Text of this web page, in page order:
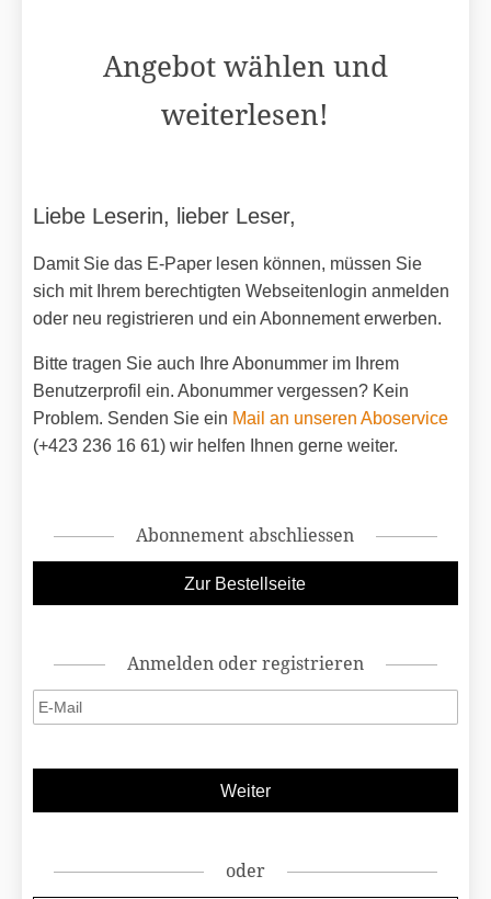
Angebot wählen und
weiterlesen!
Liebe Leserin, lieber Leser,
Damit Sie das E-Paper lesen können, müssen Sie
sich mit Ihrem berechtigten Webseitenlogin anmelden
oder neu registrieren und ein Abonnement erwerben.
Bitte tragen Sie auch Ihre Abonummer im Ihrem
Benutzerprofil ein. Abonummer vergessen? Kein
Problem. Senden Sie ein Mail an unseren Aboservice
(+423 236 16 61) wir helfen Ihnen gerne weiter.
Abonnement abschliessen
Anmelden oder registrieren
oder